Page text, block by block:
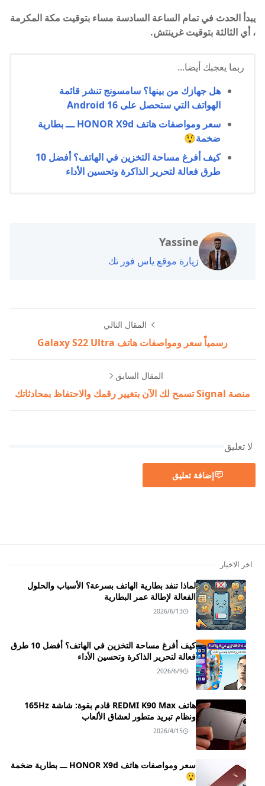
يبدأ الحدث في تمام الساعة السادسة مساء بتوقيت مكة المكرمة
، أي الثالثة بتوقيت غرينتش.
ربما يعجبك أيضا...
هل جهازك من بينها؟ سامسونج تنشر قائمة
الهواتف التي ستحصل على Android 16
سعر ومواصفات هاتف HONOR X9d ـــ بطارية
ضخمة😲
كيف أفرغ مساحة التخزين في الهاتف؟ أفضل 10
طرق فعالة لتحرير الذاكرة وتحسين الأداء
Yassine
زيارة موقع ياس فور تك
المقال التالي
رسمياً سعر ومواصفات هاتف Galaxy S22 Ultra
المقال السابق
منصة Signal تسمح لك الآن بتغيير رقمك والاحتفاظ بمحادثاتك
لا تعليق
إضافة تعليق
اخر الاخبار
لماذا تنفد بطارية الهاتف بسرعة؟ الأسباب والحلول
الفعالة لإطالة عمر البطارية
2026/6/13
كيف أفرغ مساحة التخزين في الهاتف؟ أفضل 10 طرق
فعالة لتحرير الذاكرة وتحسين الأداء
2026/6/9
هاتف REDMI K90 Max قادم بقوة: شاشة 165Hz
ونظام تبريد متطور لعشاق الألعاب
2026/4/15
سعر ومواصفات هاتف HONOR X9d ـــ بطارية ضخمة
😲